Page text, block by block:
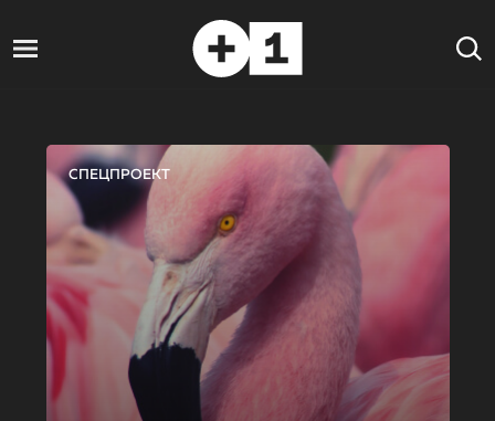
СПЕЦПРОЕКТ